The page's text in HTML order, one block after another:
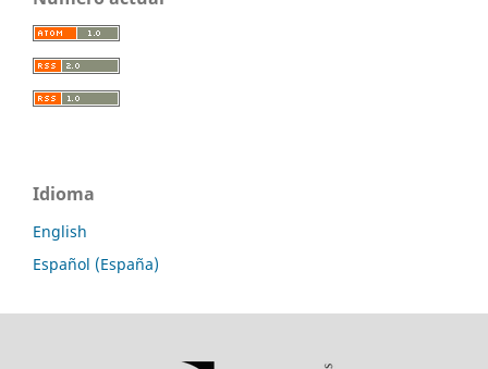
Idioma
English
Español (España)